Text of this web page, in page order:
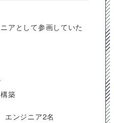
アとして参画していた
築
エンジニア2名